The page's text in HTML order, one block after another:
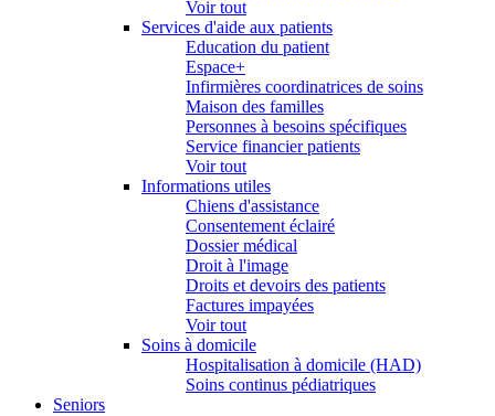
Voir tout
Services d'aide aux patients
Education du patient
Espace+
Infirmières coordinatrices de soins
Maison des familles
Personnes à besoins spécifiques
Service financier patients
Voir tout
Informations utiles
Chiens d'assistance
Consentement éclairé
Dossier médical
Droit à l'image
Droits et devoirs des patients
Factures impayées
Voir tout
Soins à domicile
Hospitalisation à domicile (HAD)
Soins continus pédiatriques
Seniors